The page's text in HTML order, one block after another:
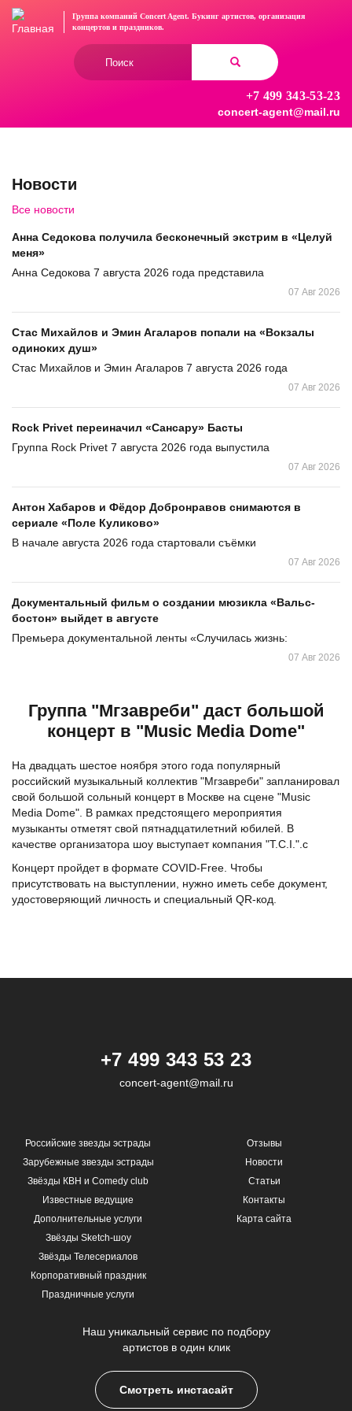
Перейти
Группа компаний Concert Agent. Букинг артистов, организация
концертови праздников.
+7 499 343-53-23
concert-agent@mail.ru
Новости
Все новости
Анна Седокова получила бесконечный экстрим в «Целуй
меня»
Анна Седокова 7 августа 2026 года представила
07 Авг 2026
Стас Михайлов и Эмин Агаларов попали на «Вокзалы
одиноких душ»
Стас Михайлов и Эмин Агаларов 7 августа 2026 года
07 Авг 2026
Rock Privet переиначил «Сансару» Басты
Группа Rock Privet 7 августа 2026 года выпустила
07 Авг 2026
Антон Хабаров и Фёдор Добронравов снимаются в
сериале «Поле Куликово»
В начале августа 2026 года стартовали съёмки
07 Авг 2026
Документальный фильм о создании мюзикла «Вальс-
бостон» выйдет в августе
Премьера документальной ленты «Случилась жизнь:
07 Авг 2026
Группа "Мгзавреби" даст большой
концерт в "Music Media Dome"
На двадцать шестое ноября этого года популярный
российский музыкальный коллектив "Мгзавреби" запланировал
свой большой сольный концерт в Москве на сцене "Music
Media Dome". В рамках предстоящего мероприятия
музыканты отметят свой пятнадцатилетний юбилей. В
качестве организатора шоу выступает компания "T.C.I.".c
Концерт пройдет в формате COVID-Free. Чтобы
присутствовать на выступлении, нужно иметь себе документ,
удостоверяющий личность и специальный QR-код.
+7 499 343 53 23
concert-agent@mail.ru
Российские звезды эстрады
Зарубежные звезды эстрады
Звёзды КВН и Comedy club
Известные ведущие
Дополнительные услуги
Звёзды Sketch-шоу
Звёзды Телесериалов
Корпоративный праздник
Праздничные услуги
Отзывы
Новости
Статьи
Контакты
Карта сайта
Наш уникальный сервис по подбору
артистов в один клик
Смотреть инстасайт